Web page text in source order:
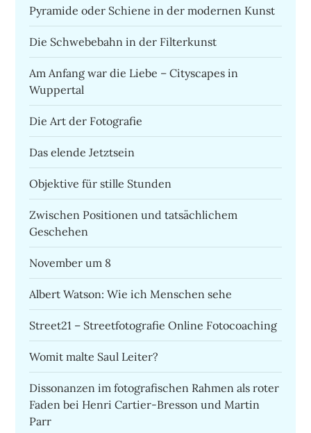
Pyramide oder Schiene in der modernen Kunst
Die Schwebebahn in der Filterkunst
Am Anfang war die Liebe – Cityscapes in
Wuppertal
Die Art der Fotografie
Das elende Jetztsein
Objektive für stille Stunden
Zwischen Positionen und tatsächlichem
Geschehen
November um 8
Albert Watson: Wie ich Menschen sehe
Street21 – Streetfotografie Online Fotocoaching
Womit malte Saul Leiter?
Dissonanzen im fotografischen Rahmen als roter
Faden bei Henri Cartier-Bresson und Martin
Parr